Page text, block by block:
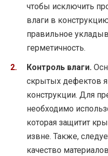
чтобы исключить
влаги в
правильное
герметичность.
Контроль влаги.
скрытых дефектов
конструкции. Для
необходимо
которая защитит
извне. Также,
качество